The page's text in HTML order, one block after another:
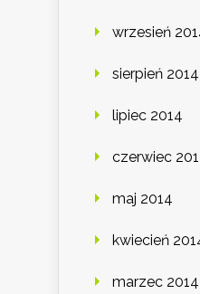
wrzesień
sierpień 2014
lipiec 2014
czerwiec
maj 2014
kwiecień
marzec 2014